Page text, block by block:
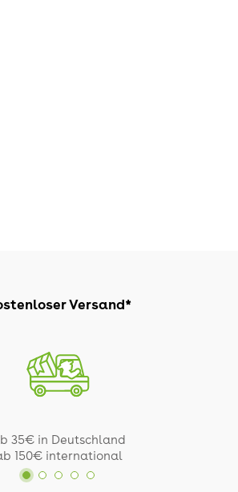
Versand*
35€ in Deutschland
150€ international